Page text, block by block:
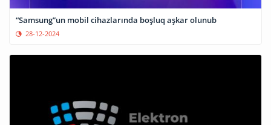
“Samsung”un mobil cihazlarında boşluq aşkar olunub
28-12-2024